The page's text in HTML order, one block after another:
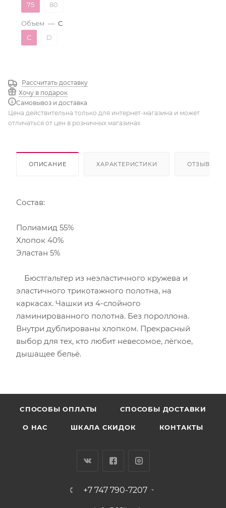
Бежевый
Ночная тень
75
80
Объем — C
C
D
Рассчитать доставку
Хочу в подарок
Самовывоз и доставка
Цена действительна только для интернет-магазина и может
отличаться от цен в розничных магазинах
ОПИСАНИЕ ХАРАКТЕРИСТИКИ ОТЗЫВЫ
Состав:
Полиамид 55%
Хлопок 40%
Эластан 5%
Бюстгальтер из неэластичного кружева и
эластичного трикотажного полотна, на
каркасах. Чашки из 4-слойного
ламинированного полотна. Без пороллона.
Внутри дублированы хлопком. Прекрасный
выбор для тех, кто любит невесомое, лёгкое,
дышащее бельё.
CПОСОБЫ ОПЛАТЫ СПОСОБЫ ДОСТАВКИ
О НАС ШКАЛА СКИДОК КОНТАКТЫ
+7 747 790-7207